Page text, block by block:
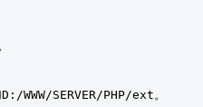
WWW/SERVER/PHP/ext。